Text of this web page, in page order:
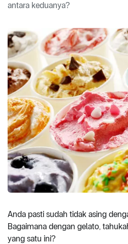
antara keduanya?
Anda pasti sudah tidak asing
Bagaimana dengan gelato,
yang satu ini?